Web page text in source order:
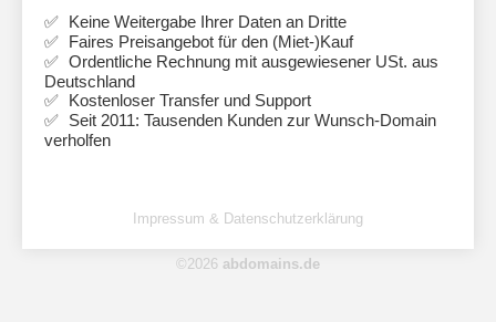
Keine Weitergabe Ihrer Daten an Dritte
Faires Preisangebot für den (Miet-)Kauf
Ordentliche Rechnung mit ausgewiesener USt. aus
Deutschland
Kostenloser Transfer und Support
Seit 2011: Tausenden Kunden zur Wunsch-Domain
verholfen
Impressum & Datenschutzerklärung
©2026 abdomains.de